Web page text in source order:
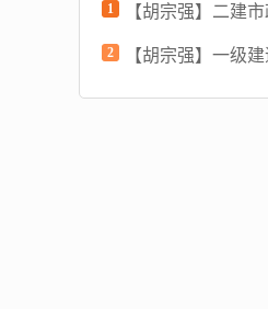
1 【胡宗强】二建
2 【胡宗强】一级